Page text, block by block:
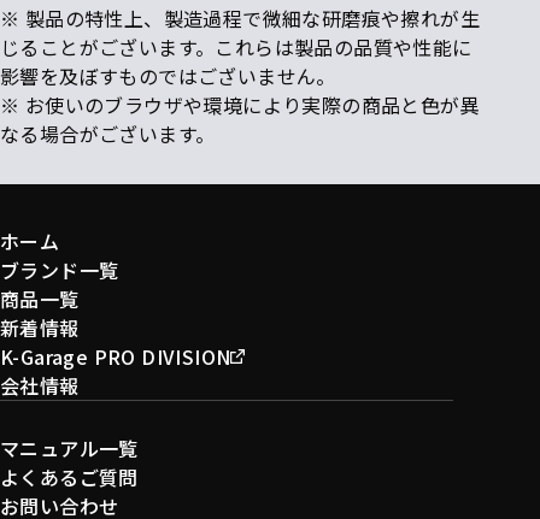
※ 製品の特性上、製造過程で微細な研磨痕や擦れが生
じることがございます。これらは製品の品質や性能に
影響を及ぼすものではございません。
※ お使いのブラウザや環境により実際の商品と色が異
なる場合がございます。
ホーム
ブランド一覧
商品一覧
新着情報
K-Garage PRO DIVISION
会社情報
マニュアル一覧
よくあるご質問
お問い合わせ